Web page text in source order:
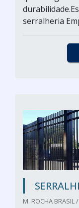
serralheria
M. ROCHA BRASIL